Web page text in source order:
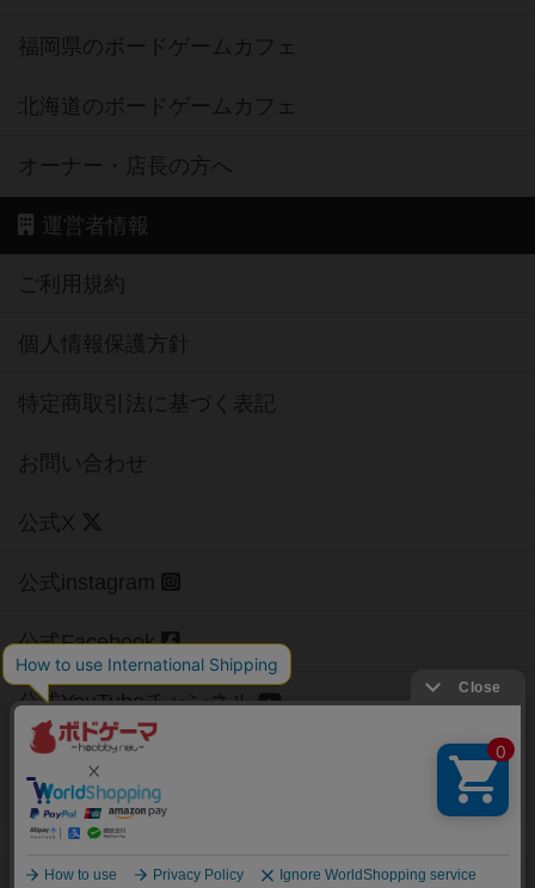
福岡県のボードゲームカフェ
北海道のボードゲームカフェ
オーナー・店長の方へ
運営者情報
ご利用規約
個人情報保護方針
特定商取引法に基づく表記
お問い合わせ
公式X
公式instagram
公式Facebook
公式YouTubeチャンネル